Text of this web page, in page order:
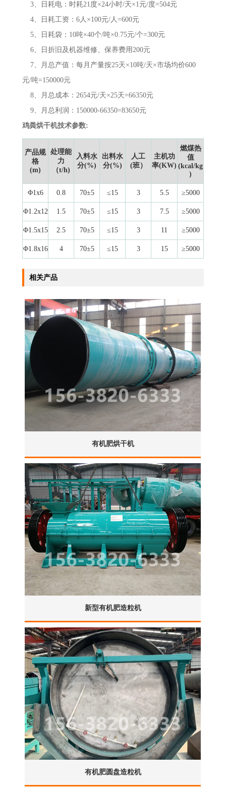
3、日耗电：时耗21度×24小时/天×1元/度=504元
4、日耗工资：6人×100元/人=600元
5、日耗袋：10吨×40个/吨×0.75元/个=300元
6、日折旧及机器维修、保养费用200元
7、月总产值：每月产量按25天×10吨/天×市场均价600
元/吨=150000元
8、月总成本：2654元/天×25天=66350元
9、月总利润：150000-66350=83650元
鸡粪烘干机技术参数:
产品规
格
(m)
处理能
力
（t/h)
入料水
分(%)
出料水
分(%)
人工
(班）
主机功
率(KW)
燃煤热
值
(kcal/kg
)
Φ1x6 0.8 70±5 ≤15 3 5.5 ≥5000
Φ1.2x12 1.5 70±5 ≤15 3 7.5 ≥5000
Φ1.5x15 2.5 70±5 ≤15 3 11 ≥5000
Φ1.8x16 4 70±5 ≤15 3 15 ≥5000
相关产品
有机肥烘干机
新型有机肥造粒机
有机肥圆盘造粒机